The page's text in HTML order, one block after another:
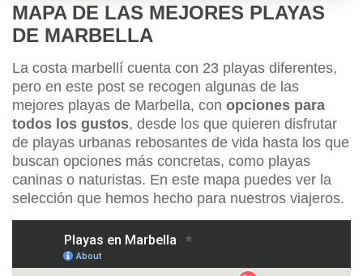
MAPA DE LAS MEJORES PLAYAS
DE MARBELLA
La costa marbellí cuenta con 23 playas diferentes,
pero en este post se recogen algunas de las
mejores playas de Marbella, con opciones para
todos los gustos, desde los que quieren disfrutar
de playas urbanas rebosantes de vida hasta los que
buscan opciones más concretas, como playas
caninas o naturistas. En este mapa puedes ver la
selección que hemos hecho para nuestros viajeros.